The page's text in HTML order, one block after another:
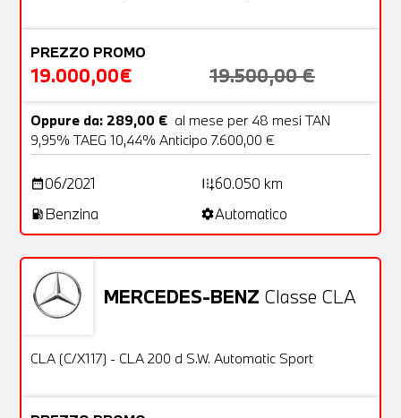
PREZZO PROMO
19.000,00€ 19.500,00 €
Oppure da: 289,00 € al mese per 48 mesi TAN
9,95% TAEG 10,44% Anticipo 7.600,00 €
date_range06/2021 add_road60.050 km
local_gas_station Benzina settingsAutomatico
MERCEDES-BENZ Classe CLA
OFFERTA
Usato
CLA (C/X117) - CLA 200 d S.W. Automatic Sport